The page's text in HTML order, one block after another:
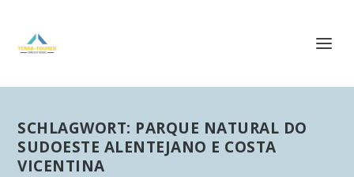
SCHLAGWORT: PARQUE NATURAL DO
SUDOESTE ALENTEJANO E COSTA
VICENTINA